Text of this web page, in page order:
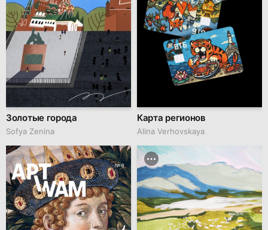
Золотые города
Sofya Zenina
Карта регионов
Alina Verhovskaya